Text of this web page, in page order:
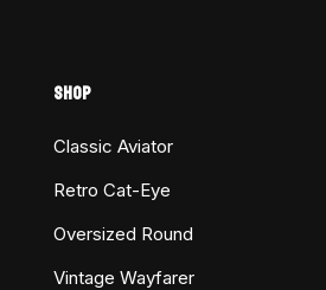
SHOP
Classic Aviator
Retro Cat-Eye
Oversized Round
Vintage Wayfarer